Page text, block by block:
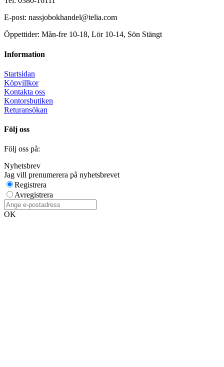
E-post: nassjobokhandel@telia.com
Öppettider: Mån-fre 10-18, Lör 10-14, Sön Stängt
Information
Startsidan
Köpvillkor
Kontakta oss
Kontorsbutiken
Returansökan
Följ oss
Följ oss på:
Nyhetsbrev
Jag vill prenumerera på nyhetsbrevet
Registrera
Avregistrera
OK